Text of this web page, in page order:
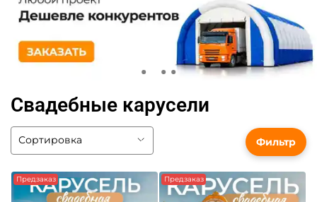
Свадебные карусели
Предзаказ Предзаказ
Фильтр